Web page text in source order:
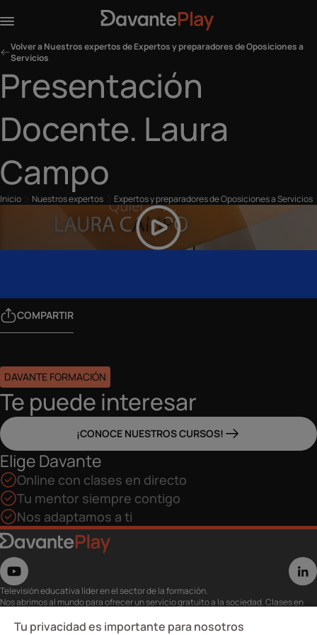
Volver a Nuestros expertos de Expertos y preparadores de Oposiciones a
Servicios
Presentación
Docente. Laura
Campo
Inicio Nuestros expertos Expertos y preparadores de Oposiciones a Servicios
COMPARTIR
DAVANTE FORMACIÓN
Te puede interesar
¡CONOCE NUESTROS CURSOS!
Elige Davante
Online con clases en directo
Tu mentor siempre contigo
Nos adaptamos a ti
Televisión educativa líder en el sector de la formación.
Nos abrimos al mundo para ofrecer un servicio gratuito a la sociedad. Clases en
eventos, masterclass y recursos para estudiantes…
Tu privacidad es importante para nosotros